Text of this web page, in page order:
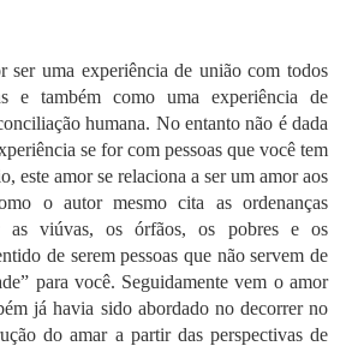
ser uma experiência de união com todos
e também como uma experiência de
humana. No entanto não é dada
se for com pessoas que você tem
este amor se relaciona a ser um amor aos
o autor mesmo cita as ordenanças
as viúvas, os órfãos, os pobres e os
de serem pessoas que não servem de
para você. Seguidamente vem o amor
já havia sido abordado no decorrer no
do amar a partir das perspectivas de